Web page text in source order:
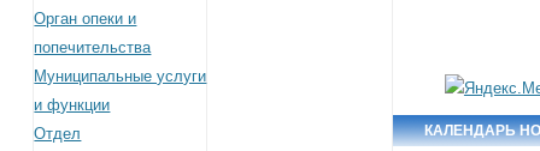
Орган опеки и
попечительства
Муниципальные услуги
и функции
Отдел
КАЛЕНДАРЬ